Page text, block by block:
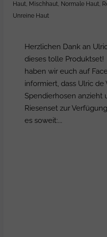
Haut, Mischhaut, Normale Haut,
Unreine Haut
Herzlichen Dank an
dieses tolle
haben wir euch auf
informiert, dass Ulric de
Spendierhosen anzieht
Riesenset zur
es soweit:...